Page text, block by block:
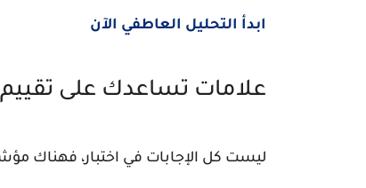
ابدأ التحليل العاطفي الآن
علامات تساعدك على
ليست كل الإجابات في اختبار، فهناك